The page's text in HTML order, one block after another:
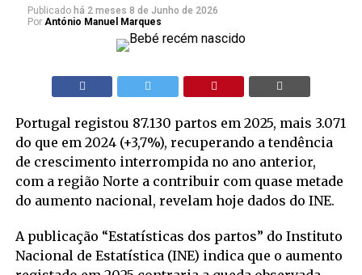
Publicado há 2 meses 8 de Junho de 2026
Por António Manuel Marques
Portugal registou 87.130 partos em 2025, mais 3.071
do que em 2024 (+3,7%), recuperando a tendência
de crescimento interrompida no ano anterior,
com a região Norte a contribuir com quase metade
do aumento nacional, revelam hoje dados do INE.
A publicação “Estatísticas dos partos” do Instituto
Nacional de Estatística (INE) indica que o aumento